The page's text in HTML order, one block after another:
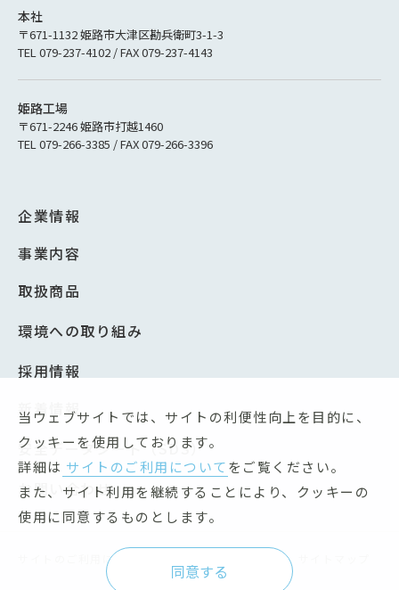
本社
〒671-1132 姫路市大津区勘兵衛町3-1-3
TEL 079-237-4102 / FAX 079-237-4143
姫路工場
〒671-2246 姫路市打越1460
TEL 079-266-3385 / FAX 079-266-3396
企業情報
事業内容
取扱商品
環境への取り組み
採用情報
新着情報
安全データシート（SDS）
お問い合わせ
サイトのご利用について
当ウェブサイトでは、サイトの利便性向上を目的に、
クッキーを使用しております。
詳細は サイトのご利用についてをご覧ください。
また、サイト利用を継続することにより、クッキーの
使用に同意するものとします。
同意する